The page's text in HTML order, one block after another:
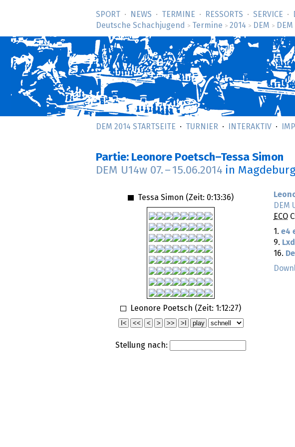
SPORT NEWS TERMINE RESSORTS SERVICE
Deutsche Schachjugend
> Termine > 2014 > DEM >
DEM 2014 STARTSEITE TURNIER INTERAKTIV
Partie: Leonore Poetsch–Tessa Simon
DEM U14w 07. – 15.06.2014 in
Tessa Simon (Zeit: 0:13:36)
Leonore Poetsch (Zeit: 1:12:27)
Stellung nach:
DEM
ECO
1. e4
9.
16.